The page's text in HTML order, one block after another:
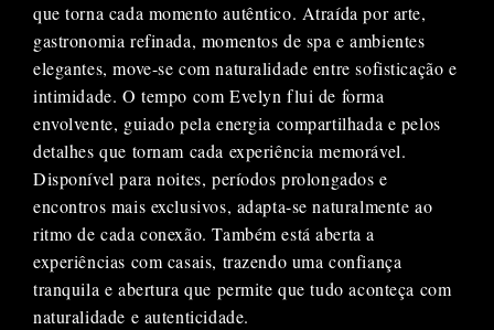
que torna cada momento autêntico. Atraída por arte,
gastronomia refinada, momentos de spa e ambientes
elegantes, move-se com naturalidade entre sofisticação e
intimidade. O tempo com Evelyn flui de forma
envolvente, guiado pela energia compartilhada e pelos
detalhes que tornam cada experiência memorável.
Disponível para noites, períodos prolongados e
encontros mais exclusivos, adapta-se naturalmente ao
ritmo de cada conexão. Também está aberta a
experiências com casais, trazendo uma confiança
tranquila e abertura que permite que tudo aconteça com
naturalidade e autenticidade.